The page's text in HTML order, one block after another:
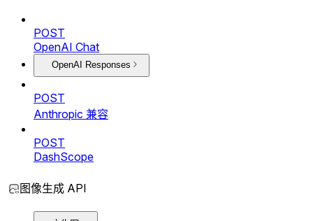
POST
OpenAI Chat
OpenAI Responses
POST
Anthropic 兼容
POST
DashScope
图像生成 API